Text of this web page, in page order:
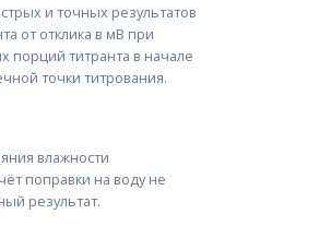
и точных результатов
от отклика в мВ при
порций титранта в начале
точки титрования.
влажности
поправки на воду не
результат.